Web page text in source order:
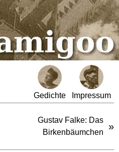
Gedichte Impressum
Gustav Falke: Das
Birkenbäumchen
»